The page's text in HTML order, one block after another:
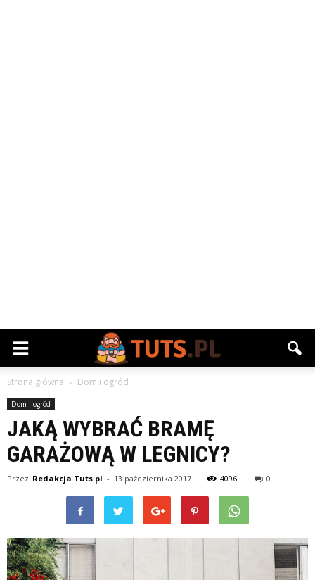
Strona główna Dom i ogród
Dom i ogród
JAKĄ WYBRAĆ BRAMĘ
GARAŻOWĄ W LEGNICY?
Przez Redakcja Tuts.pl - 13 października 2017 4096 0